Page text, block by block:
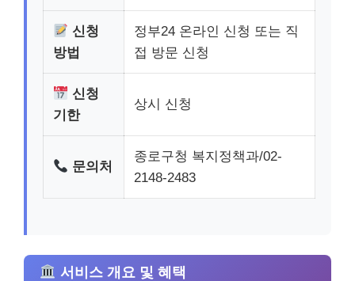
신청
방법
정부24 온라인 신청 또는 직
접 방문 신청
신청
기한
상시 신청
문의처
종로구청 복지정책과/02-
2148-2483
서비스 개요 및 혜택